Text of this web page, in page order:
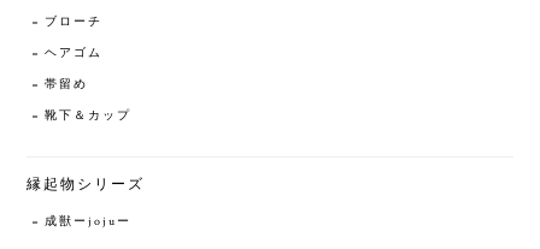
ブローチ
ヘアゴム
帯留め
靴下＆カップ
縁起物シリーズ
成獣ーjojuー